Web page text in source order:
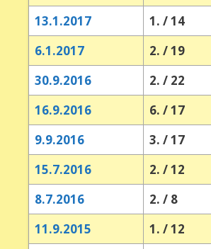
13.1.2017
1. / 14
6.1.2017
2. / 19
30.9.2016
2. / 22
16.9.2016
6. / 17
9.9.2016
3. / 17
15.7.2016
2. / 12
8.7.2016
2. / 8
11.9.2015
1. / 12